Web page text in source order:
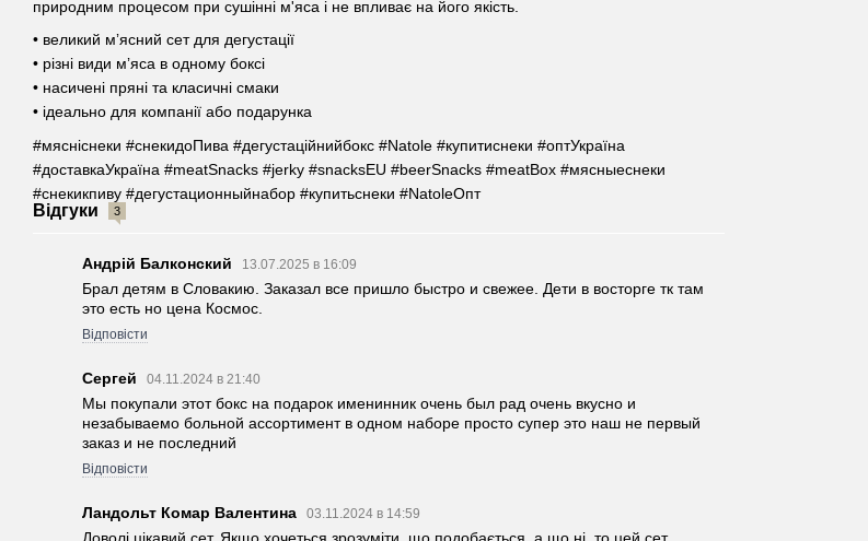
природним процесом при сушінні м'яса і не впливає на його якість.
• великий мʼясний сет для дегустації
• різні види мʼяса в одному боксі
• насичені пряні та класичні смаки
• ідеально для компанії або подарунка
#мясніснеки #снекидоПива #дегустаційнийбокс #Natole #купитиснеки #оптУкраїна
#доставкаУкраїна #meatSnacks #jerky #snacksEU #beerSnacks #meatBox #мясныеснеки
#снекикпиву #дегустационныйнабор #купитьснеки #NatoleОпт
Відгуки 3
Андрій Балконский 13.07.2025 в 16:09
Брал детям в Словакию. Заказал все пришло быстро и свежее. Дети в восторге тк там
это есть но цена Космос.
Відповісти
Сергей 04.11.2024 в 21:40
Мы покупали этот бокс на подарок именинник очень был рад очень вкусно и
незабываемо больной ассортимент в одном наборе просто супер это наш не первый
заказ и не последний
Відповісти
Ландольт Комар Валентина 03.11.2024 в 14:59